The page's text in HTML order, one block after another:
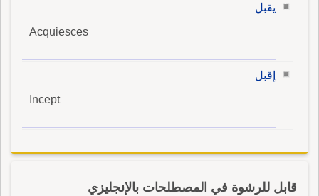
يقبل
Acquiesces
إقبل
Incept
قابل للرشوة في المصطلحات بالإنجليزي